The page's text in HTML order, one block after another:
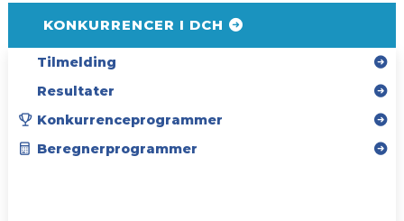
KONKURRENCER I DCH
Tilmelding
Resultater
Konkurrenceprogrammer
Beregnerprogrammer